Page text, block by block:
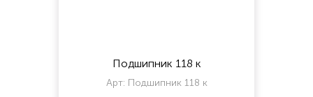
Подшипник 118 к
Арт: Подшипник 118 к